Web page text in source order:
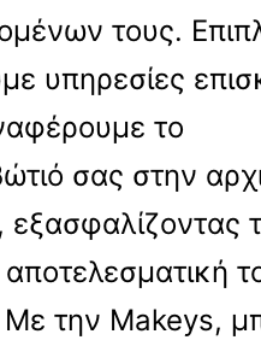
τους.
υπηρεσίες
το
σας στην
Με την Makeys,